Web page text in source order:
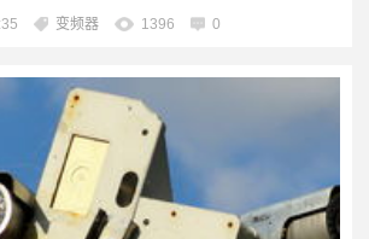
腐蚀性气体的影响。定期对变频器进行检查和
示面板的...
变频器 1396 0